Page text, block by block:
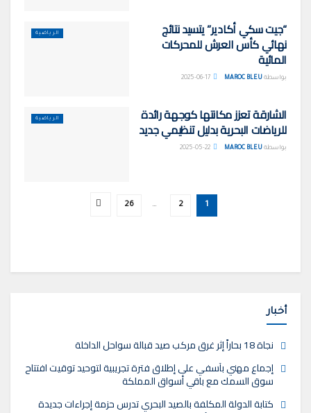
الرياضية “جيت سكي أكادير” يتسيد نتائج
نهائي كأس العرش للمحركات
المائية
بواسطة MAROC BLEU
الرياضية الشارقة تعزز مكانتها كوجهة رائدة
للرياضات البحرية بدليل تنظيمي جديد
بواسطة MAROC BLEU
1
2
…
26
أخبار
نجاة 18 بحاراً إثر غرق مركب صيد قبالة سواحل الداخلة
إجماع مهني بآسفي على إطلاق فترة تجريبية لتوحيد توقيت افتتاح
سوق السمك مع باقي أسواق المملكة
كتابة الدولة المكلفة بالصيد البحري تدرس حزمة إجراءات جديدة